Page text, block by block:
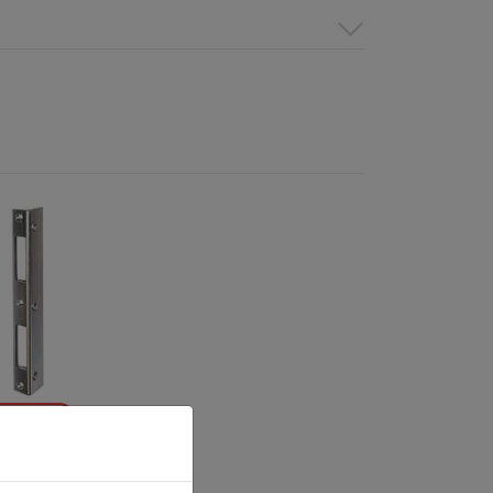
verzinkt